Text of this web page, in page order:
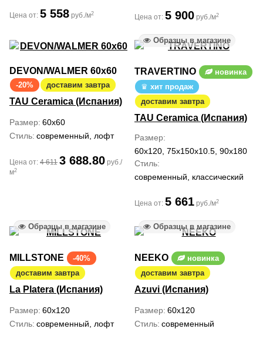
Цена от: 5 558 руб./м2 Цена от: 5 900 руб./м2
DEVON/WALMER 60x60
-20% доставим завтра
TAU Ceramica (Испания)
Размер 60x60
Стиль современный, лофт
Цена от: 4 611 3 688.80 руб./
м2
Образцы в магазине
TRAVERTINO
новинка
хит продаж
доставим завтра
TAU Ceramica (Испания)
Размер
60x120, 75x150x10.5, 90x180
Стиль
современный, классический
Цена от: 5 661 руб./м2
Образцы в магазине
MILLSTONE
-40%
доставим завтра
La Platera (Испания)
Размер 60x120
Стиль современный, лофт
Образцы в магазине
NEEKO
новинка
доставим завтра
Azuvi (Испания)
Размер 60x120
Стиль современный